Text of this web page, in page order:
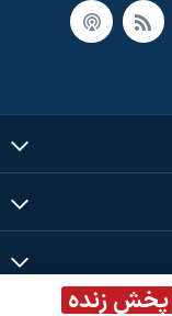
پخش زنده